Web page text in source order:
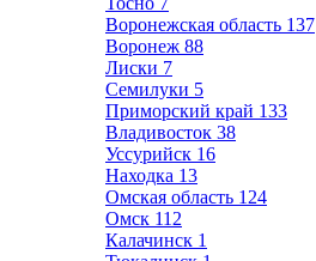
Воронежская область 137
Воронеж 88
Лиски 7
Семилуки 5
Приморский край 133
Владивосток 38
Уссурийск 16
Находка 13
Омская область 124
Омск 112
Калачинск 1